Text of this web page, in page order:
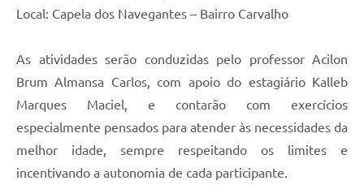
Contato
Local: Capela dos Navegantes – Bairro Carvalho
As atividades serão conduzidas pelo professor Acilon
Brum Almansa Carlos, com apoio do estagiário Kalleb
Marques Maciel, e contarão com exercícios
especialmente pensados para atender às necessidades da
melhor idade, sempre respeitando os limites e
incentivando a autonomia de cada participante.